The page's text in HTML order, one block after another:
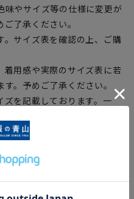
やサイズ等の仕様に変更が
了承ください。
サイズ表を確認の上、ご購
用感や実際のサイズ表に若
。予めご了承ください。
を記載しております。一
、また撮影時の室内外の光
の色味が異なる場合がござ
を共有しております関係